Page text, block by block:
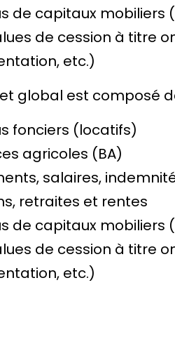
de capitaux mobiliers
de cession à titre
etc.)
global est composé
fonciers (locatifs)
agricoles (BA)
salaires,
retraites et rentes
de capitaux mobiliers
de cession à titre
etc.)